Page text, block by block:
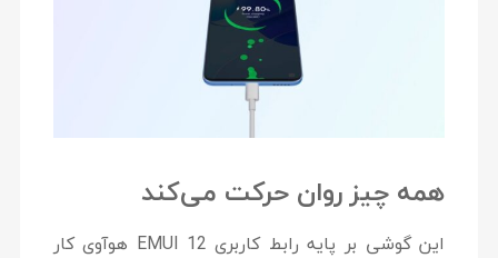
همه چیز روان حرکت می‌کند
این گوشی بر پایه رابط کاربری EMUI 12 هوآوی کار